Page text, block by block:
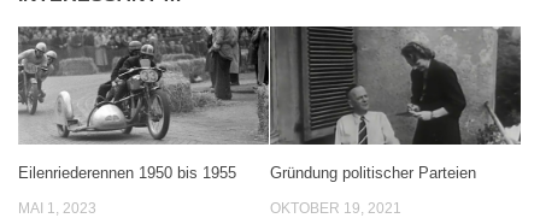
Eilenriederennen 1950 bis 1955
MAI 1, 2023
Gründung politischer Parteien
OKTOBER 19, 2021